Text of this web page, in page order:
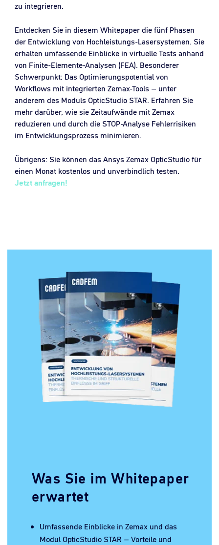
zu integrieren.
Entdecken Sie in diesem Whitepaper die fünf Phasen
der Entwicklung von Hochleistungs-Lasersystemen. Sie
erhalten umfassende Einblicke in virtuelle Tests anhand
von Finite-Elemente-Analysen (FEA). Besonderer
Schwerpunkt: Das Optimierungspotential von
Workflows mit integrierten Zemax-Tools – unter
anderem des Moduls OpticStudio STAR. Erfahren Sie
mehr darüber, wie sie Zeitaufwände mit Zemax
reduzieren und durch die STOP-Analyse Fehlerrisiken
im Entwicklungsprozess minimieren.
Übrigens: Sie können das Ansys Zemax OpticStudio für
einen Monat kostenlos und unverbindlich testen.
Jetzt anfragen!
Was Sie im Whitepaper
erwartet
Umfassende Einblicke in Zemax und das
Modul OpticStudio STAR – Vorteile und